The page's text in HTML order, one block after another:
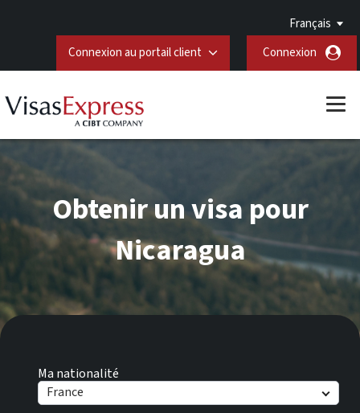
Français
Connexion au portail client
Connexion
Ma nationalité
France
Obtenir un visa pour
Nicaragua